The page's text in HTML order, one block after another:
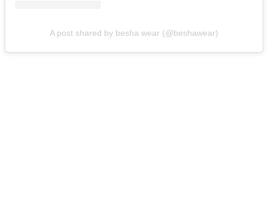
A post shared by besha wear (@beshawear)